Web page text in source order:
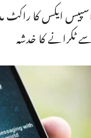
ایکس کا راکٹ
ٹکرانے کا خدشہ